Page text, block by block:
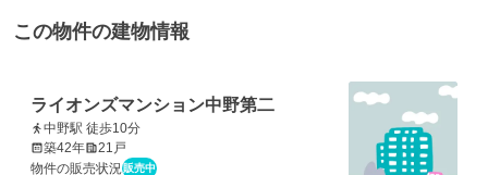
この物件の建物情報
ライオンズマンション中野第二
中野駅 徒歩10分
築42年
21戸
物件の販売状況販売中